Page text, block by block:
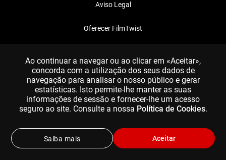
Aviso Legal
Oferecer FilmTwist
Ao continuar a navegar ou ao clicar em «Aceitar»,
concorda com a utilização dos seus dados de
navegação para analisar o nosso público e gerar
estatísticas. Isto permite-lhe manter as suas
informações de sessão e fornecer-lhe um acesso
seguro ao site. Consulte a nossa Política de Cookies.
Aceitar
Saiba mais